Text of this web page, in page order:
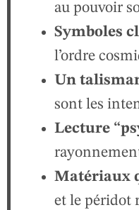
au pouvoir
Symboles
l’ordre
Un
sont les
Lecture
Matériaux
et le péridot